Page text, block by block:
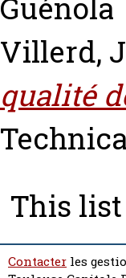
Guénola
Villerd,
qualité
This
Contacter les